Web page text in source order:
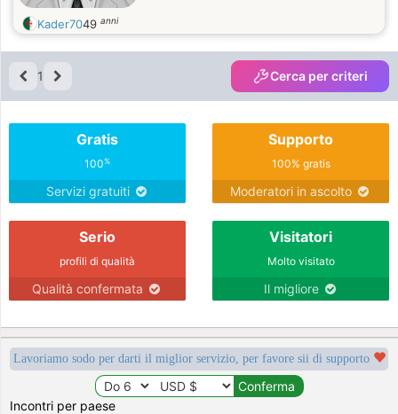
Kader7049 anni
1 Cerca per criteri
Gratis
100%
Servizi gratuiti
Supporto
100% gratis
Moderatori in ascolto
Serio
profili di qualità
Qualità confermata
Visitatori
Molto visitato
Il migliore
Lavoriamo sodo per darti il miglior servizio, per favore sii di supporto
Incontri per paese